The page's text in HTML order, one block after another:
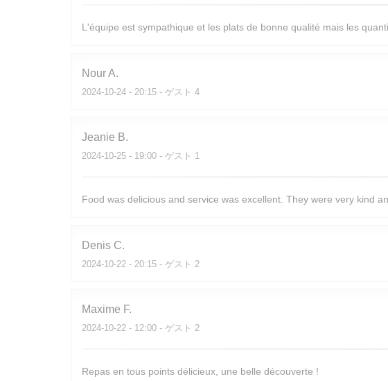
L'équipe est sympathique et les plats de bonne qualité mais les
NourA
2024-10-24 - 20:15 - ゲスト 4
Jeanie B
2024-10-25 - 19:00 - ゲスト 1
Food was delicious and service was excellent. They were very kind
Denis C
2024-10-22 - 20:15 - ゲスト 2
Maxime F
2024-10-22 - 12:00 - ゲスト 2
Repas en tous points délicieux, une belle découverte !